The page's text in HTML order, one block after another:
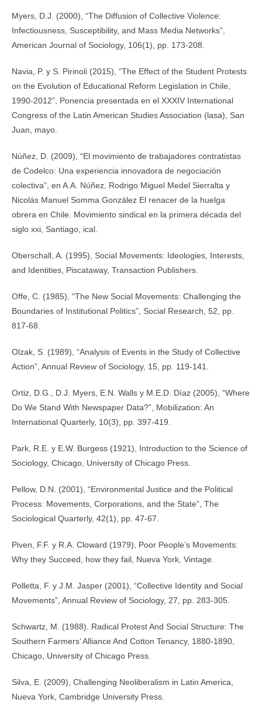
Myers, D.J. (2000), “The Diffusion of Collective Violence:
Infectiousness, Susceptibility, and Mass Media Networks”,
American Journal of Sociology, 106(1), pp. 173-208.
Navia, P. y S. Pirinoli (2015), “The Effect of the Student Protests
on the Evolution of Educational Reform Legislation in Chile,
1990-2012”, Ponencia presentada en el XXXIV International
Congress of the Latin American Studies Association (lasa), San
Juan, mayo.
Núñez, D. (2009), “El movimiento de trabajadores contratistas
de Codelco: Una experiencia innovadora de negociación
colectiva”, en A.A. Núñez, Rodrigo Miguel Medel Sierralta y
Nicolás Manuel Somma González El renacer de la huelga
obrera en Chile. Movimiento sindical en la primera década del
siglo xxi, Santiago, ical.
Oberschall, A. (1995), Social Movements: Ideologies, Interests,
and Identities, Piscataway, Transaction Publishers.
Offe, C. (1985), “The New Social Movements: Challenging the
Boundaries of Institutional Politics”, Social Research, 52, pp.
817-68.
Olzak, S. (1989), “Analysis of Events in the Study of Collective
Action”, Annual Review of Sociology, 15, pp. 119-141.
Ortiz, D.G., D.J. Myers, E.N. Walls y M.E.D. Díaz (2005), “Where
Do We Stand With Newspaper Data?”, Mobilization: An
International Quarterly, 10(3), pp. 397-419.
Park, R.E. y E.W. Burgess (1921), Introduction to the Science of
Sociology, Chicago, University of Chicago Press.
Pellow, D.N. (2001), “Environmental Justice and the Political
Process: Movements, Corporations, and the State”, The
Sociological Quarterly, 42(1), pp. 47-67.
Piven, F.F. y R.A. Cloward (1979), Poor People’s Movements:
Why they Succeed, how they fail, Nueva York, Vintage.
Polletta, F. y J.M. Jasper (2001), “Collective Identity and Social
Movements”, Annual Review of Sociology, 27, pp. 283-305.
Schwartz, M. (1988). Radical Protest And Social Structure: The
Southern Farmers’ Alliance And Cotton Tenancy, 1880-1890,
Chicago, University of Chicago Press.
Silva, E. (2009), Challenging Neoliberalism in Latin America,
Nueva York, Cambridge University Press.